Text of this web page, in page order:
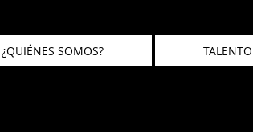
¿QUIÉNES SOMOS? TALENTO